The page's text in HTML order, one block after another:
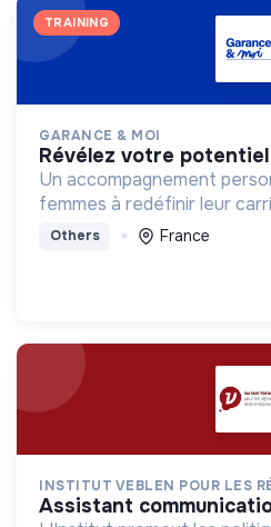
TRAINING
GARANCE & MOI
révélez votre
Un accompagnement
femmes à redéfinir leur
clarté
Others France
INSTITUT VEBLEN POUR LES
assistant